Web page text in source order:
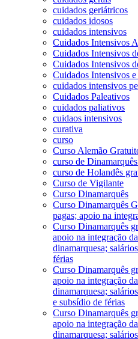
cuidados geriátricos
cuidados idosos
cuidados intensivos
Cuidados Intensivos
Cuidados Intensivos
Cuidados Intensivos
Cuidados Intensivos
cuidados intensivos
Cuidados Paleativos
cuidados paliativos
cuidaos intensivos
curativa
curso
Curso Alemão
curso de
curso de Holandês
Curso de Vigilante
Curso Dinamarquês
Curso Dinamarquês
pagas; apoio na
Curso Dinamarquês
apoio na integração
dinamarquesa;
férias
Curso Dinamarquês
apoio na integração
dinamarquesa;
e subsídio de férias
Curso Dinamarquês
apoio na integração
dinamarquesa;